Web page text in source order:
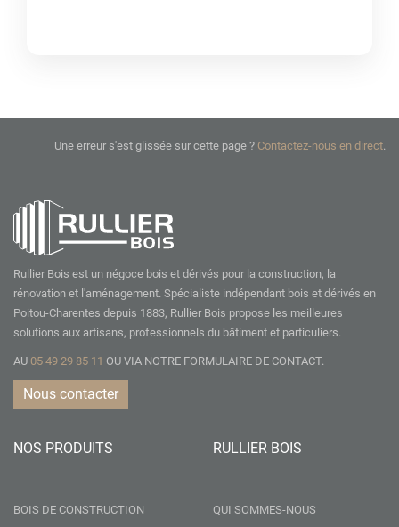
Une erreur s'est glissée sur cette page ? Contactez-nous en direct.
Rullier Bois est un négoce bois et dérivés pour la construction, la
rénovation et l'aménagement. Spécialiste indépendant bois et dérivés en
Poitou-Charentes depuis 1883, Rullier Bois propose les meilleures
solutions aux artisans, professionnels du bâtiment et particuliers.
AU 05 49 29 85 11 OU VIA NOTRE FORMULAIRE DE CONTACT.
Nous contacter
NOS PRODUITS
BOIS DE CONSTRUCTION
RULLIER BOIS
QUI SOMMES-NOUS